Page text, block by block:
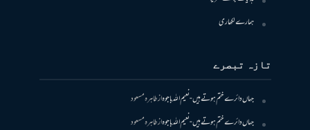
ہمارے لکھاری
تازہ تبصرے
جہاں دائرے ختم ہوتے ہیں- نعیم اللہ باجوہازطاہرہ مسعود
جہاں دائرے ختم ہوتے ہیں- نعیم اللہ باجوہازطاہرہ مسعود